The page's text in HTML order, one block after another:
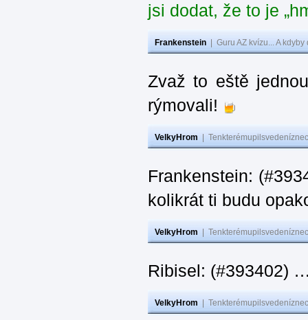
jsi dodat, že to je
Frankenstein Guru AZ kvízu... A
Zvaž to eště
rýmovali!
VelkyHrom
Frankenstein:
kolikrát ti budu
VelkyHrom
Ribisel: (#393402)
VelkyHrom